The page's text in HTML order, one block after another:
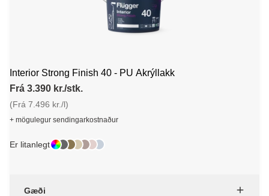
Interior Strong Finish 40 - PU Akrýllakk
Frá 3.390 kr./stk.
(Frá 7.496 kr./l)
+ mögulegur sendingarkostnaður
Er litanlegt
Gæði